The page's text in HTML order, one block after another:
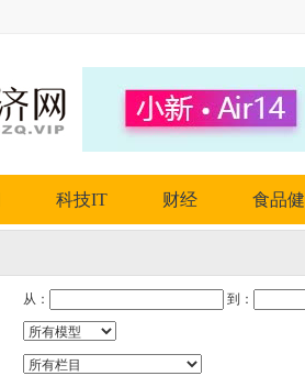
科技IT 财经 食品
从： 到：